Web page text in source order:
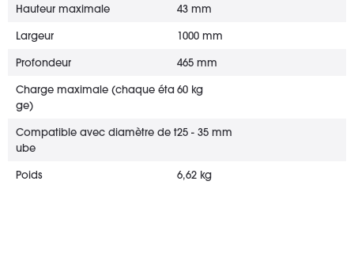
Hauteur maximale 43 mm
Largeur 1000 mm
Profondeur 465 mm
Charge maximale (chaque éta
ge)
60 kg
Compatible avec diamètre de t
ube
25 - 35 mm
Poids 6,62 kg